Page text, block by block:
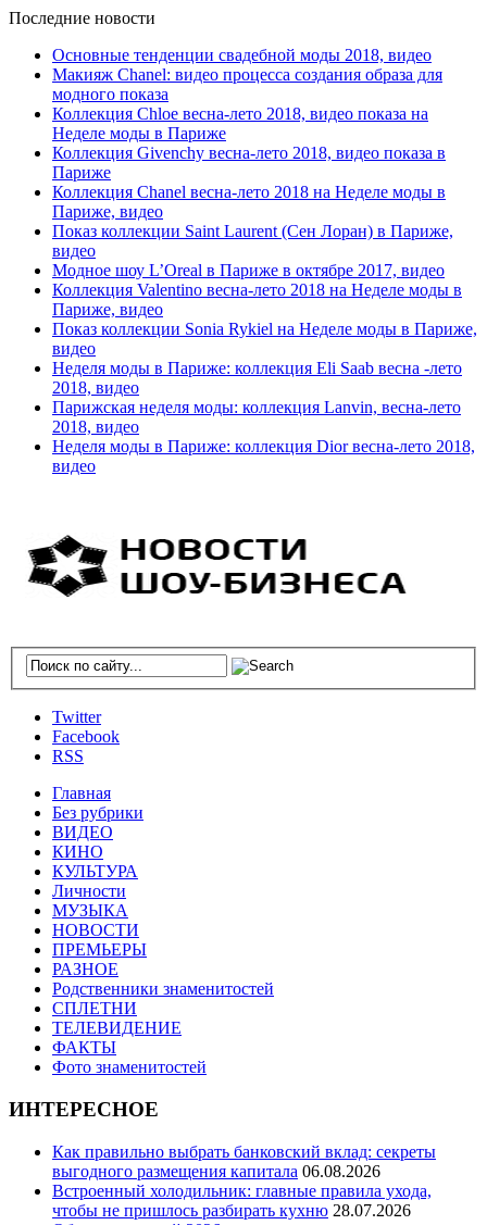
Последние новости
Основные тенденции свадебной моды 2018, видео
Макияж Chanel: видео процесса создания образа для
модного показа
Коллекция Chloe весна-лето 2018, видео показа на
Неделе моды в Париже
Коллекция Givenchy весна-лето 2018, видео показа в
Париже
Коллекция Chanel весна-лето 2018 на Неделе моды в
Париже, видео
Показ коллекции Saint Laurent (Сен Лоран) в Париже,
видео
Модное шоу L’Oreal в Париже в октябре 2017, видео
Коллекция Valentino весна-лето 2018 на Неделе моды в
Париже, видео
Показ коллекции Sonia Rykiel на Неделе моды в Париже,
видео
Неделя моды в Париже: коллекция Eli Saab весна -лето
2018, видео
Парижская неделя моды: коллекция Lanvin, весна-лето
2018, видео
Неделя моды в Париже: коллекция Dior весна-лето 2018,
видео
Twitter
Facebook
RSS
Главная
Без рубрики
ВИДЕО
КИНО
КУЛЬТУРА
Личности
МУЗЫКА
НОВОСТИ
ПРЕМЬЕРЫ
РАЗНОЕ
Родственники знаменитостей
СПЛЕТНИ
ТЕЛЕВИДЕНИЕ
ФАКТЫ
Фото знаменитостей
ИНТЕРЕСНОЕ
Как правильно выбрать банковский вклад: секреты
выгодного размещения капитала 06.08.2026
Встроенный холодильник: главные правила ухода,
чтобы не пришлось разбирать кухню 28.07.2026